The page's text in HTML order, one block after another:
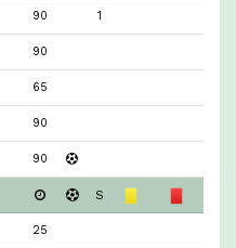
90 1
90
65
90
90
S
25